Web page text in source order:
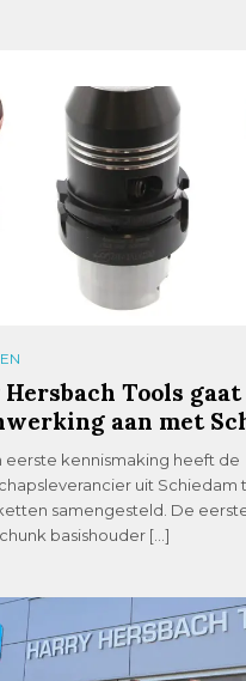
Tools gaat
aan met
eerste kennismaking heeft de
uit Schiedam
samengesteld. De
basishouder […]